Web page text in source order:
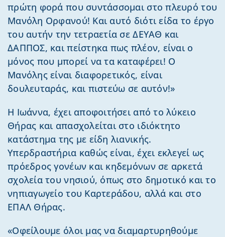
πρώτη φορά που συντάσσομαι στο πλευρό του
Μανόλη Ορφανού! Και αυτό διότι είδα το έργο
του αυτήν την τετραετία σε ΔΕΥΑΘ και
ΔΑΠΠΟΣ, και πείστηκα πως πλέον, είναι ο
μόνος που μπορεί να τα καταφέρει! Ο
Μανόλης είναι διαφορετικός, είναι
δουλευταράς, και πιστεύω σε αυτόν!»
Η Ιωάννα, έχει αποφοιτήσει από το λύκειο
Θήρας και απασχολείται στο ιδιόκτητο
κατάστημα της με είδη λιανικής.
Υπερδραστήρια καθώς είναι, έχει εκλεγεί ως
πρόεδρος γονέων και κηδεμόνων σε αρκετά
σχολεία του νησιού, όπως στο δημοτικό και το
νηπιαγωγείο του Καρτεράδου, αλλά και στο
ΕΠΑΛ Θήρας.
«Οφείλουμε όλοι μας να διαμαρτυρηθούμε